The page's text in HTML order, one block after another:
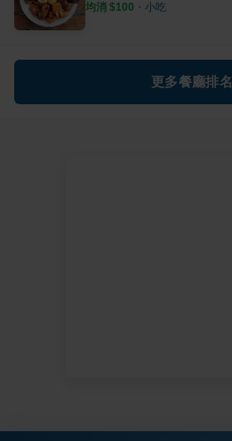
均消 $100 ・ 小吃
更多餐廳排名